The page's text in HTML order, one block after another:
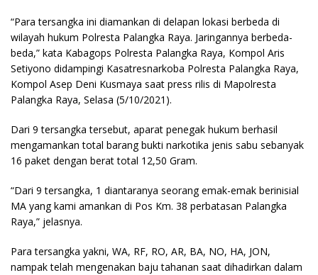
“Para tersangka ini diamankan di delapan lokasi berbeda di
wilayah hukum Polresta Palangka Raya. Jaringannya berbeda-
beda,” kata Kabagops Polresta Palangka Raya, Kompol Aris
Setiyono didampingi Kasatresnarkoba Polresta Palangka Raya,
Kompol Asep Deni Kusmaya saat press rilis di Mapolresta
Palangka Raya, Selasa (5/10/2021).
Dari 9 tersangka tersebut, aparat penegak hukum berhasil
mengamankan total barang bukti narkotika jenis sabu sebanyak
16 paket dengan berat total 12,50 Gram.
“Dari 9 tersangka, 1 diantaranya seorang emak-emak berinisial
MA yang kami amankan di Pos Km. 38 perbatasan Palangka
Raya,” jelasnya.
Para tersangka yakni, WA, RF, RO, AR, BA, NO, HA, JON,
nampak telah mengenakan baju tahanan saat dihadirkan dalam